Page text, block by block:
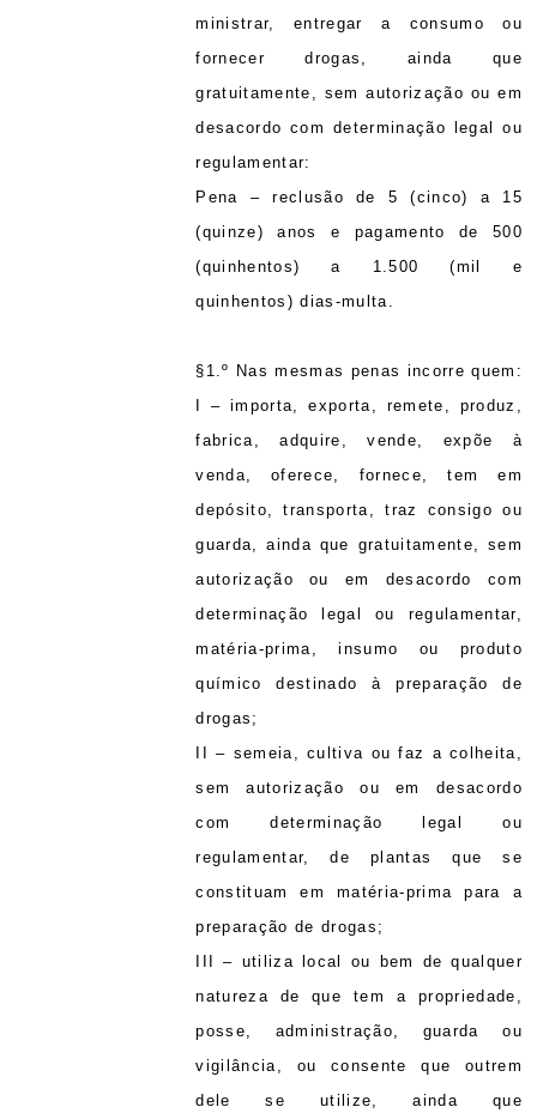
ministrar, entregar a consumo ou
fornecer drogas, ainda que
gratuitamente, sem autorização ou em
desacordo com determinação legal ou
regulamentar:
Pena – reclusão de 5 (cinco) a 15
(quinze) anos e pagamento de 500
(quinhentos) a 1.500 (mil e
quinhentos) dias-multa.
§1.º Nas mesmas penas incorre quem:
I – importa, exporta, remete, produz,
fabrica, adquire, vende, expõe à
venda, oferece, fornece, tem em
depósito, transporta, traz consigo ou
guarda, ainda que gratuitamente, sem
autorização ou em desacordo com
determinação legal ou regulamentar,
matéria-prima, insumo ou produto
químico destinado à preparação de
drogas;
II – semeia, cultiva ou faz a colheita,
sem autorização ou em desacordo
com determinação legal ou
regulamentar, de plantas que se
constituam em matéria-prima para a
preparação de drogas;
III – utiliza local ou bem de qualquer
natureza de que tem a propriedade,
posse, administração, guarda ou
vigilância, ou consente que outrem
dele se utilize, ainda que